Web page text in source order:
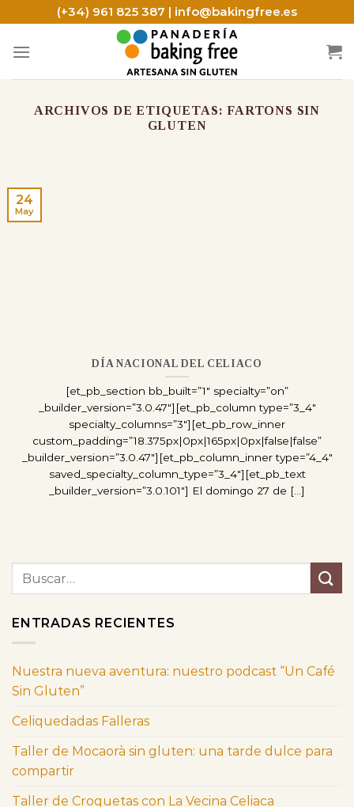
to
content
(+34) 961 825 387 | info@bakingfree.es
ARCHIVOS DE ETIQUETAS:FARTONS SIN
GLUTEN
DÍA NACIONAL DEL CELIACO
[et_pb_section bb_built=”1″ specialty=”on”
_builder_version=”3.0.47″][et_pb_column type=”3_4″
specialty_columns=”3″][et_pb_row_inner
custom_padding=”18.375px|0px|165px|0px|false|false”
_builder_version=”3.0.47″][et_pb_column_inner type=”4_4″
saved_specialty_column_type=”3_4″][et_pb_text
_builder_version=”3.0.101″] El domingo 27 de [...]
24
May
ENTRADAS RECIENTES
Nuestra nueva aventura: nuestro podcast “Un Café
Sin Gluten”
Celiquedadas Falleras
Taller de Mocaorà sin gluten: una tarde dulce para
compartir
Taller de Croquetas con La Vecina Celiaca